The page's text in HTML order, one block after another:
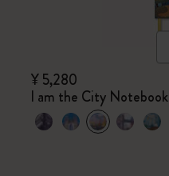
¥ 5,280
I am the City Notebook